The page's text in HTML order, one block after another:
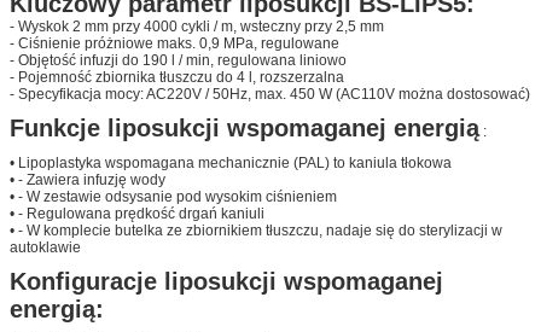
- Wyskok 2 mm przy 4000 cykli / m, wsteczny przy 2,5 mm
- Ciśnienie próżniowe maks. 0,9 MPa, regulowane
- Objętość infuzji do 190 l / min, regulowana liniowo
- Pojemność zbiornika tłuszczu do 4 l, rozszerzalna
- Specyfikacja mocy: AC220V / 50Hz, max. 450 W (AC110V można dostosować)
Funkcje liposukcji wspomaganej energią:
• Lipoplastyka wspomagana mechanicznie (PAL) to kaniula tłokowa
• - Zawiera infuzję wody
• - W zestawie odsysanie pod wysokim ciśnieniem
• - Regulowana prędkość drgań kaniuli
• - W komplecie butelka ze zbiornikiem tłuszczu, nadaje się do sterylizacji w
autoklawie
Konfiguracje liposukcji wspomaganej
energią: